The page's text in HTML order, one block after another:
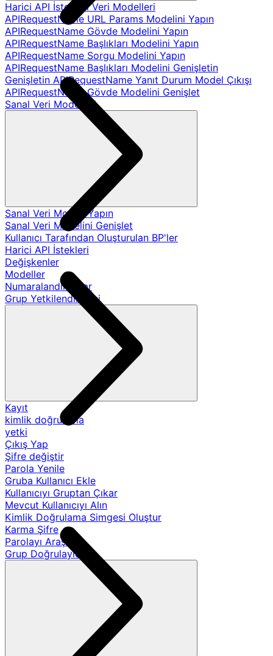
Harici API İstekleri Veri Modelleri
APIRequestName URL Params Modelini Yapın
APIRequestName Gövde Modelini Yapın
APIRequestName Başlıkları Modelini Yapın
APIRequestName Sorgu Modelini Yapın
APIRequestName Başlıkları Modelini Genişletin
Genişletin APIRequestName Yanıt Durum Model Çıkışı
APIRequestName Gövde Modelini Genişlet
Sanal Veri Modelleri
Sanal Veri Modeli Yapın
Sanal Veri Modelini Genişlet
Kullanıcı Tarafından Oluşturulan BP'ler
Harici API İstekleri
Değişkenler
Modeller
Numaralandırmalar
Grup Yetkilendirmesi
Kayıt
kimlik doğrulama
yetki
Çıkış Yap
Şifre değiştir
Parola Yenile
Gruba Kullanıcı Ekle
Kullanıcıyı Gruptan Çıkar
Mevcut Kullanıcıyı Alın
Kimlik Doğrulama Simgesi Oluştur
Karma Şifre
Parolayı Araştır
Grup Doğrulayıcıları